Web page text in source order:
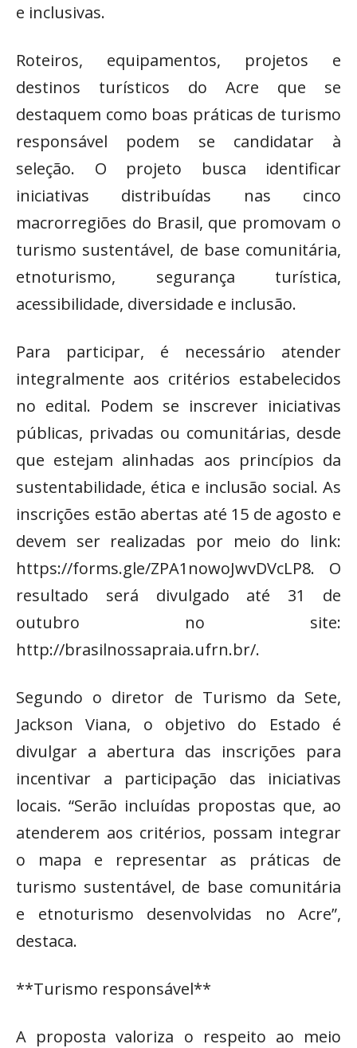
e inclusivas.
Roteiros, equipamentos, projetos e
destinos turísticos do Acre que se
destaquem como boas práticas de turismo
responsável podem se candidatar à
seleção. O projeto busca identificar
iniciativas distribuídas nas cinco
macrorregiões do Brasil, que promovam o
turismo sustentável, de base comunitária,
etnoturismo, segurança turística,
acessibilidade, diversidade e inclusão.
Para participar, é necessário atender
integralmente aos critérios estabelecidos
no edital. Podem se inscrever iniciativas
públicas, privadas ou comunitárias, desde
que estejam alinhadas aos princípios da
sustentabilidade, ética e inclusão social. As
inscrições estão abertas até 15 de agosto e
devem ser realizadas por meio do link:
https://forms.gle/ZPA1nowoJwvDVcLP8. O
resultado será divulgado até 31 de
outubro no site:
http://brasilnossapraia.ufrn.br/.
Segundo o diretor de Turismo da Sete,
Jackson Viana, o objetivo do Estado é
divulgar a abertura das inscrições para
incentivar a participação das iniciativas
locais. “Serão incluídas propostas que, ao
atenderem aos critérios, possam integrar
o mapa e representar as práticas de
turismo sustentável, de base comunitária
e etnoturismo desenvolvidas no Acre”,
destaca.
**Turismo responsável**
A proposta valoriza o respeito ao meio